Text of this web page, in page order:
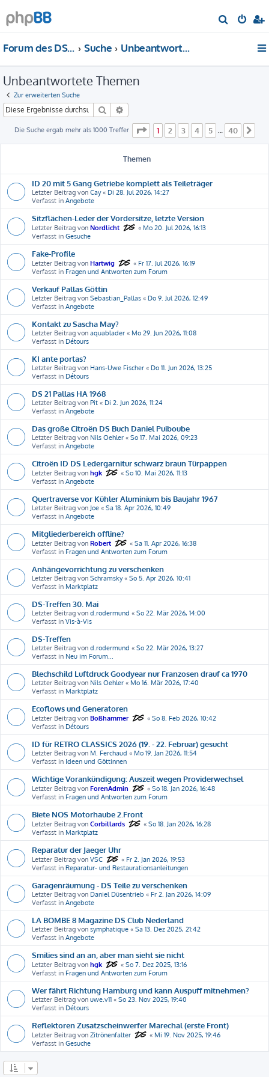
u
Forum des DS-Club Deutschland e.V. Suche Unbeantwortete Themen
Unbeantwortete Themen
Zur erweiterten Suche
Suche
Die Suche ergab mehr als 1000 Treffer Seite 1von 40
1 2 3 4 5 40
Themen
ID 20 mit 5 Gang Getriebe komplett als Teileträger
Letzter Beitrag von Cay« Di 28. Jul 2026, 14:27
Verfasst in Angebote
Sitzflächen-Leder der Vordersitze, letzte Version
Letzter Beitrag von Nordlicht « Mo 20. Jul 2026, 16:13
Verfasst in Gesuche
Fake-Profile
Letzter Beitrag von Hartwig « Fr 17. Jul 2026, 16:19
Verfasst in Fragen und Antworten zum Forum
Verkauf Pallas Göttin
Letzter Beitrag von Sebastian_Pallas « Do 9. Jul 2026, 12:49
Verfasst in Angebote
Kontakt zu Sascha May?
Letzter Beitrag von aquablader « Mo 29. Jun 2026, 11:08
Verfasst in Détours
KI ante portas?
Letzter Beitrag von Hans-Uwe Fischer « Do 11. Jun 2026, 13:25
Verfasst in Détours
DS 21 Pallas HA 1968
Letzter Beitrag von Pit « Di 2. Jun 2026, 11:24
Verfasst in Angebote
Das große Citroën DS Buch Daniel Puiboube
Letzter Beitrag von Nils Oehler « So 17. Mai 2026, 09:23
Verfasst in Angebote
Citroën ID DS Ledergarnitur schwarz braun Türpappen
Letzter Beitrag von hgk « So 10. Mai 2026, 11:13
Verfasst in Angebote
Quertraverse vor Kühler Aluminium bis Baujahr 1967
Letzter Beitrag von Joe « Sa 18. Apr 2026, 10:49
Verfasst in Angebote
Mitgliederbereich offline?
Letzter Beitrag von Robert « Sa 11. Apr 2026, 16:38
Verfasst in Fragen und Antworten zum Forum
Anhängevorrichtung zu verschenken
Letzter Beitrag von Schramsky« So 5. Apr 2026, 10:41
Verfasst in Marktplatz
DS-Treffen 30. Mai
Letzter Beitrag von d.rodermund « So 22. Mär 2026, 14:00
Verfasst in Vis-à-Vis
DS-Treffen
Letzter Beitrag von d.rodermund « So 22. Mär 2026, 13:27
Verfasst in Neu im Forum...
Blechschild Luftdruck Goodyear nur Franzosen drauf ca 1970
Letzter Beitrag von Nils Oehler « Mo 16. Mär 2026, 17:40
Verfasst in Marktplatz
Ecoflows und Generatoren
Letzter Beitrag von Boßhammer « So 8. Feb 2026, 10:42
Verfasst in Détours
ID für RETRO CLASSICS 2026 (19. - 22. Februar) gesucht
Letzter Beitrag von M. Ferchaud « Mo 19. Jan 2026, 11:54
Verfasst in Ideen und Göttinnen
Wichtige Vorankündigung: Auszeit wegen Providerwechsel
Letzter Beitrag von ForenAdmin « So 18. Jan 2026, 16:48
Verfasst in Fragen und Antworten zum Forum
Biete NOS Motorhaube 2.Front
Letzter Beitrag von Corbillards « So 18. Jan 2026, 16:28
Verfasst in Marktplatz
Reparatur der Jaeger Uhr
Letzter Beitrag von VSC « Fr 2. Jan 2026, 19:53
Verfasst in Reparatur- und Restaurationsanleitungen
Garagenräumung - DS Teile zu verschenken
Letzter Beitrag von Daniel Düsentrieb « Fr 2. Jan 2026, 14:09
Verfasst in Angebote
LA BOMBE 8 Magazine DS Club Nederland
Letzter Beitrag von symphatique « Sa 13. Dez 2025, 21:42
Verfasst in Angebote
Smilies sind an an, aber man sieht sie nicht
Letzter Beitrag von hgk « So 7. Dez 2025, 13:16
Verfasst in Fragen und Antworten zum Forum
Wer fährt Richtung Hamburg und kann Auspuff mitnehmen?
Letzter Beitrag von uwe.v11 « So 23. Nov 2025, 19:40
Verfasst in Détours
Reflektoren Zusatzscheinwerfer Marechal (erste Front)
Letzter Beitrag von Zitrönenfalter « Mi 19. Nov 2025, 19:46
Verfasst in Gesuche